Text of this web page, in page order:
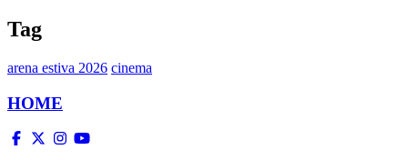
Tag
arena estiva 2026 cinema
HOME